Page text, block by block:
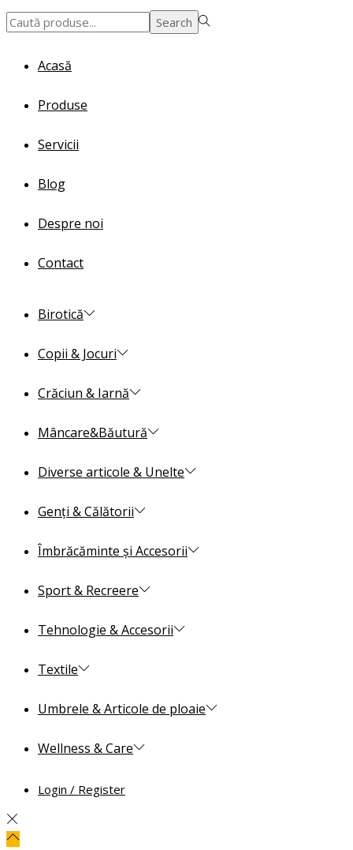
Search
Search
Acasă
Produse
Servicii
Blog
Despre noi
Contact
Birotică
Copii & Jocuri
Crăciun & Iarnă
Mâncare&Băutură
Diverse articole & Unelte
Genți & Călătorii
Îmbrăcăminte și Accesorii
Sport & Recreere
Tehnologie & Accesorii
Textile
Umbrele & Articole de ploaie
Wellness & Care
Login / Register